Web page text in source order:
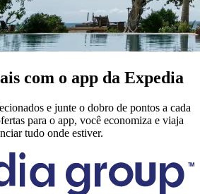
com o app da Expedia
e junte o dobro de pontos a cada
para o app, você economiza e viaja
tudo onde estiver.